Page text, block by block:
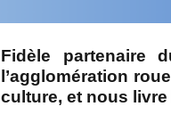
Fidèle partenaire
l’agglomération
culture, et nous